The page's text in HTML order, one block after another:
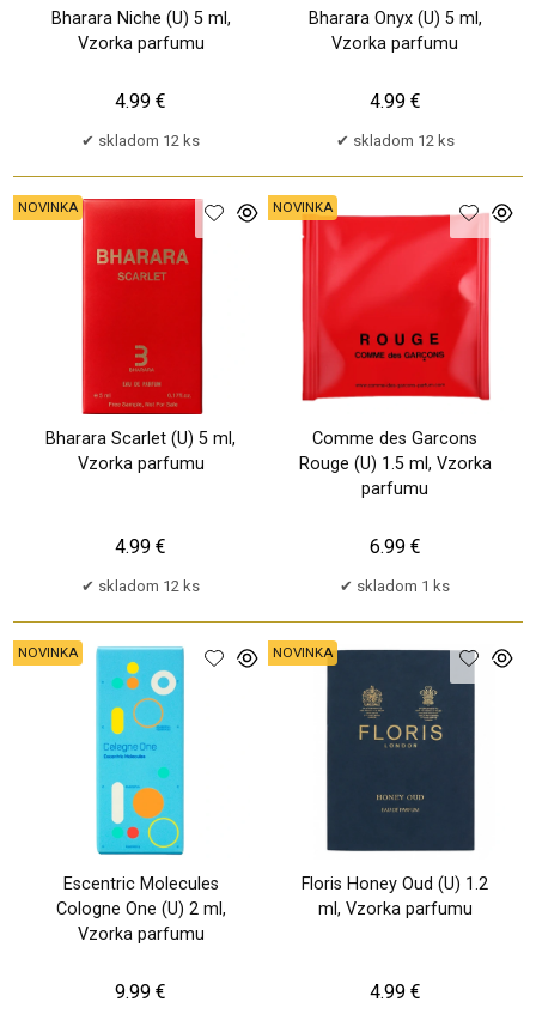
Bharara Niche (U) 5 ml,
Vzorka parfumu
skladom 12 ks
4.99 €
Bharara Onyx (U) 5 ml,
Vzorka parfumu
skladom 12 ks
4.99 €
Bharara Scarlet (U) 5 ml,
Vzorka parfumu
NOVINKA
skladom 12 ks
4.99 €
Comme des Garcons
Rouge (U) 1.5 ml, Vzorka
parfumu
NOVINKA
skladom 1 ks
6.99 €
Escentric Molecules
Cologne One (U) 2 ml,
Vzorka parfumu
NOVINKA
9.99 €
Floris Honey Oud (U) 1.2
ml, Vzorka parfumu
NOVINKA
4.99 €